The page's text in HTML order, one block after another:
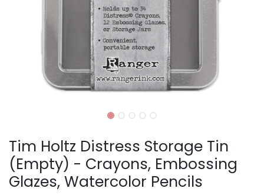
Tim Holtz Distress Storage Tin
(Empty) - Crayons, Embossing
Glazes, Watercolor Pencils